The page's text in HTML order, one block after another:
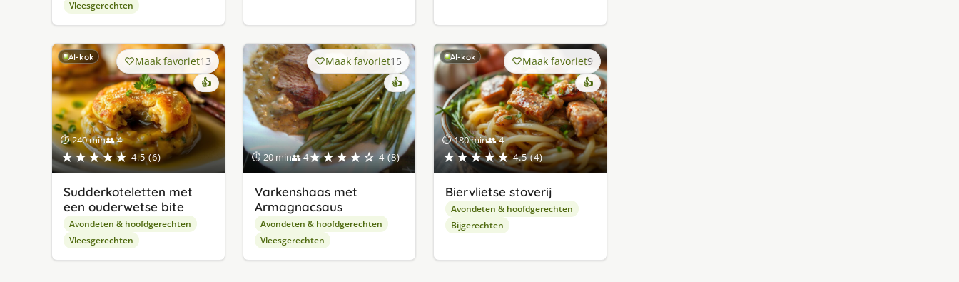
Vleesgerechten
AI-kok
⏱ 240 min👥 4
★★★★★ 4.5 (6)
Maak favoriet13
👍
Sudderkoteletten met
een ouderwetse bite
Avondeten & hoofdgerechten
Vleesgerechten
⏱ 20 min👥 4★★★★☆ 4 (8)
Maak favoriet15
👍
Varkenshaas met
Armagnacsaus
Avondeten & hoofdgerechten
Vleesgerechten
AI-kok
⏱ 180 min👥 4
★★★★★ 4.5 (4)
Maak favoriet9
👍
Biervlietse stoverij
Avondeten & hoofdgerechten
Bijgerechten